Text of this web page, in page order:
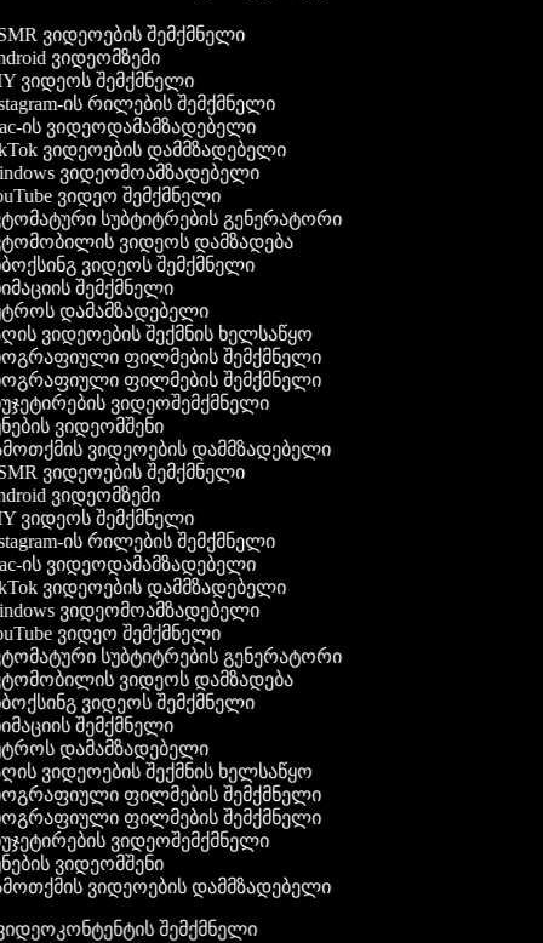
ვიდეოების შემქმნელი
ვიდეომზემი
ვიდეოს შემქმნელი
ის რილების შემქმნელი
ის ვიდეოდამამზადებელი
ვიდეოების დამმზადებელი
ვიდეომოამზადებელი
ვიდეო შემქმნელი
სუბტიტრების გენერატორი
ვიდეოს დამზადება
ვიდეოს შემქმნელი
შემქმნელი
დამამზადებელი
ვიდეოების შექმნის ხელსაწყო
ფილმების შემქმნელი
ფილმების შემქმნელი
ვიდეოშემქმნელი
ვიდეომშენი
ვიდეოების დამმზადებელი
ვიდეოების შემქმნელი
ვიდეომზემი
ვიდეოს შემქმნელი
ის რილების შემქმნელი
ის ვიდეოდამამზადებელი
ვიდეოების დამმზადებელი
ვიდეომოამზადებელი
ვიდეო შემქმნელი
სუბტიტრების გენერატორი
ვიდეოს დამზადება
ვიდეოს შემქმნელი
შემქმნელი
დამამზადებელი
ვიდეოების შექმნის ხელსაწყო
ფილმების შემქმნელი
ფილმების შემქმნელი
ვიდეოშემქმნელი
ვიდეომშენი
ვიდეოების დამმზადებელი
ვიდეოკონტენტის შემქმნელი